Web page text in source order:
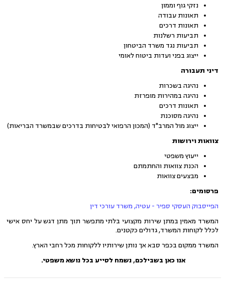
נזקי גוף וממון
תאונות עבודה
תאונות דרכים
תביעות רשלנות
תביעות נגד משרד הביטחון
ייצוג בפני ועדות ביטוח לאומי
דיני תעבורה
נהיגה בשכרות
נהיגה במהירות מופרזת
תאונות דרכים
נהיגה מסוכנת
ייצוג מול המרב"ד (המכון הרפואי לבטיחות בדרכים שבמשרד הבריאות)
צוואות וירושות
ייעוץ משפטי
הכנת צוואות והחתמתם
מבצעים צוואות
פרסומים:
הפייסבוק העסקי ספיר - עטיה, משרד עורכי דין
המשרד מאמין במתן שירות מקצועי בלתי מתפשר תוך מתן דגש על יחס אישי
לכלל לקוחות המשרד, גדולים כקטנים.
המשרד ממקום בכפר סבא אך נותן שירותיו ללקוחות מכל רחבי הארץ.
אנו כאן בשבילכם, נשמח לסייע בכל נושא משפטי.